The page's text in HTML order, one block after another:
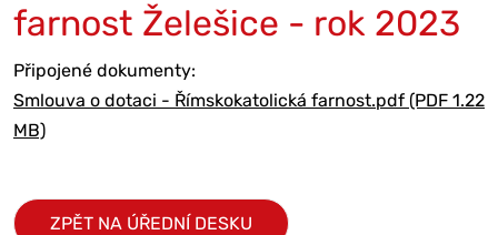
farnost Želešice - rok 2023
Připojené dokumenty:
Smlouva o dotaci - Římskokatolická farnost.pdf (PDF 1.22
MB)
ZPĚT NA ÚŘEDNÍ DESKU